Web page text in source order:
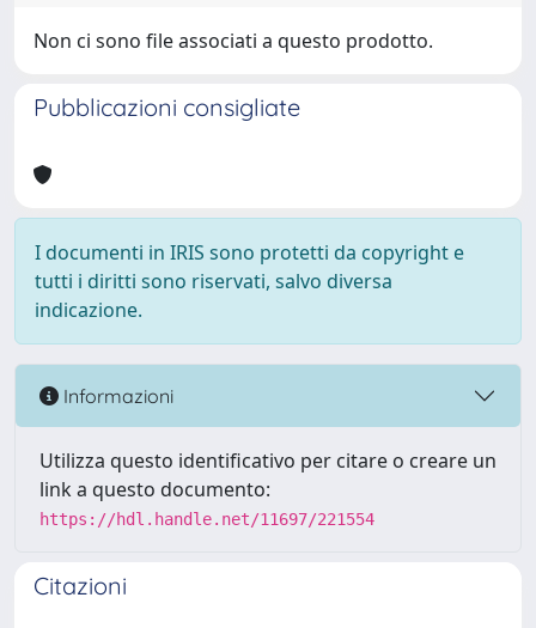
Non ci sono file associati a questo prodotto.
Pubblicazioni consigliate
I documenti in IRIS sono protetti da copyright e
tutti i diritti sono riservati, salvo diversa
indicazione.
Informazioni
Utilizza questo identificativo per citare o creare un
link a questo documento:
https://hdl.handle.net/11697/221554
Citazioni